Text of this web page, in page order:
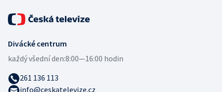
Divácké centrum
každý všední den:8:00—16:00 hodin
261 136 113
info@ceskatelevize.cz